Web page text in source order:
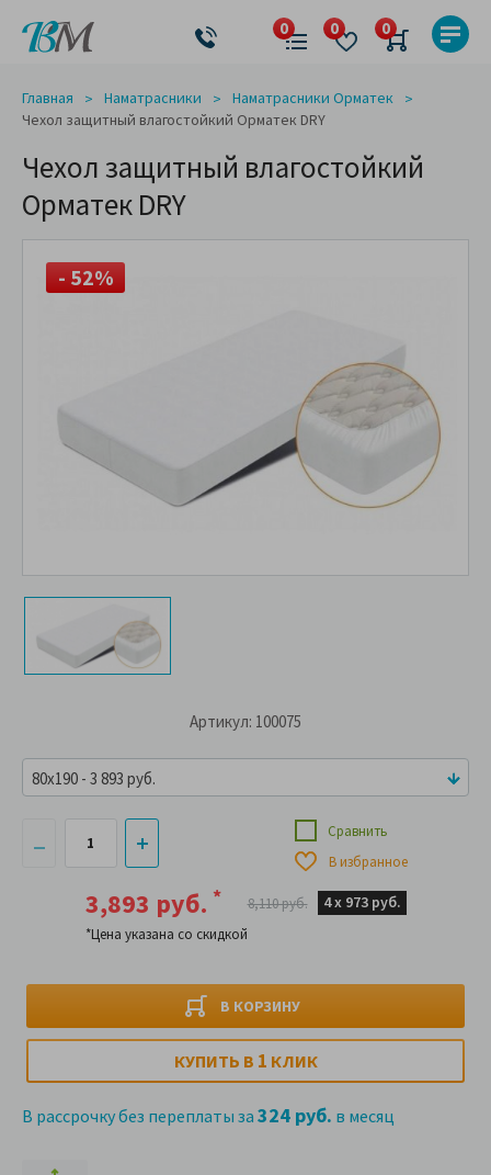
Главная Наматрасники
Наматрасники Орматек
Чехол защитный влагостойкий Орматек DRY
Чехол защитный влагостойкий
Орматек DRY
- 52%
Артикул: 100075
3,893 руб. *
*Цена указана со скидкой
8,110 руб. 4 х 973 руб.
В КОРЗИНУ
Сравнить
В избранное
КУПИТЬ В 1 КЛИК
В рассрочку без переплаты за 324 руб. в месяц
80x190 - 3 893 руб.